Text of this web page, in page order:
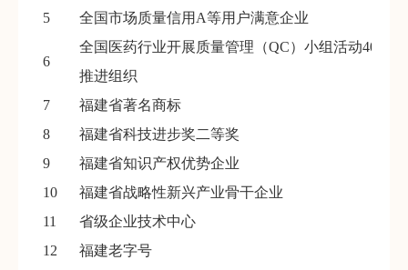
5
全国市场质量信用A等用户满意企业
6
全国医药行业开展质量管理（QC）小组活动40周
推进组织
7
福建省著名商标
8
福建省科技进步奖二等奖
9
福建省知识产权优势企业
10
福建省战略性新兴产业骨干企业
11
省级企业技术中心
12
福建老字号